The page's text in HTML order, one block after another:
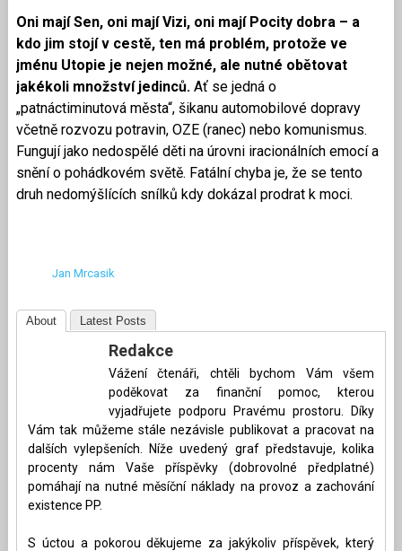
Oni mají Sen, oni mají Vizi, oni mají Pocity dobra – a
kdo jim stojí v cestě, ten má problém, protože ve
jménu Utopie je nejen možné, ale nutné obětovat
jakékoli množství jedinců. Ať se jedná o
„patnáctiminutová města“, šikanu automobilové dopravy
včetně rozvozu potravin, OZE (ranec) nebo komunismus.
Fungují jako nedospělé děti na úrovni iracionálních emocí a
snění o pohádkovém světě. Fatální chyba je, že se tento
druh nedomýšlících snílků kdy dokázal prodrat k moci.
Jan Mrcasik
About Latest Posts
Redakce
Vážení čtenáři, chtěli bychom Vám všem
poděkovat za finanční pomoc, kterou
vyjadřujete podporu Pravému prostoru. Díky
Vám tak můžeme stále nezávisle publikovat a pracovat na
dalších vylepšeních. Níže uvedený graf představuje, kolika
procenty nám Vaše příspěvky (dobrovolné předplatné)
pomáhají na nutné měsíční náklady na provoz a zachování
existence PP.
S úctou a pokorou děkujeme za jakýkoliv příspěvek, který